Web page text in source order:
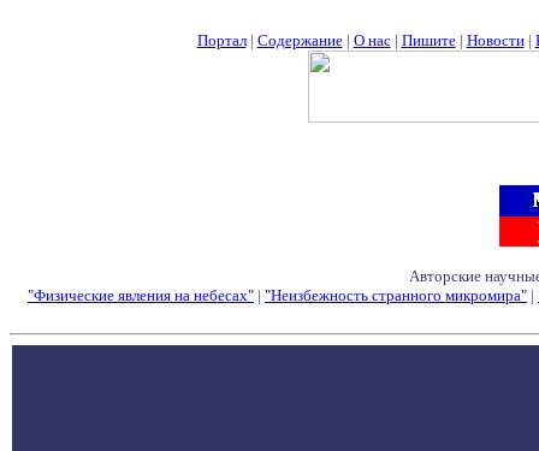
Портал| Содержание| О нас| Пишите| Новости|
Авторские
"Физические явления на небесах" | "Неизбежность странного микромира" |